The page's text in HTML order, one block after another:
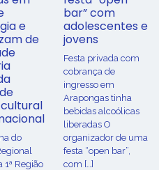
e
de
do
1ª Região
bar” com
adolescentes e
jovens
Festa privada com
cobrança de
ingresso em
Arapongas tinha
bebidas alcoólicas
liberadas O
organizador de uma
festa “open bar”,
com […]